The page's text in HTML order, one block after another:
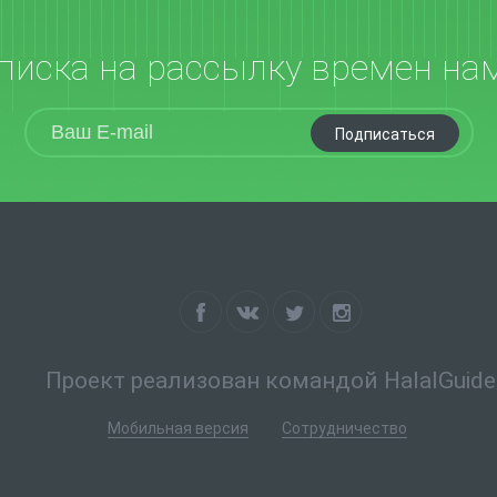
на рассылку времен
Подписаться
Проект реализован командой HalalGuide
Мобильная версия Сотрудничество